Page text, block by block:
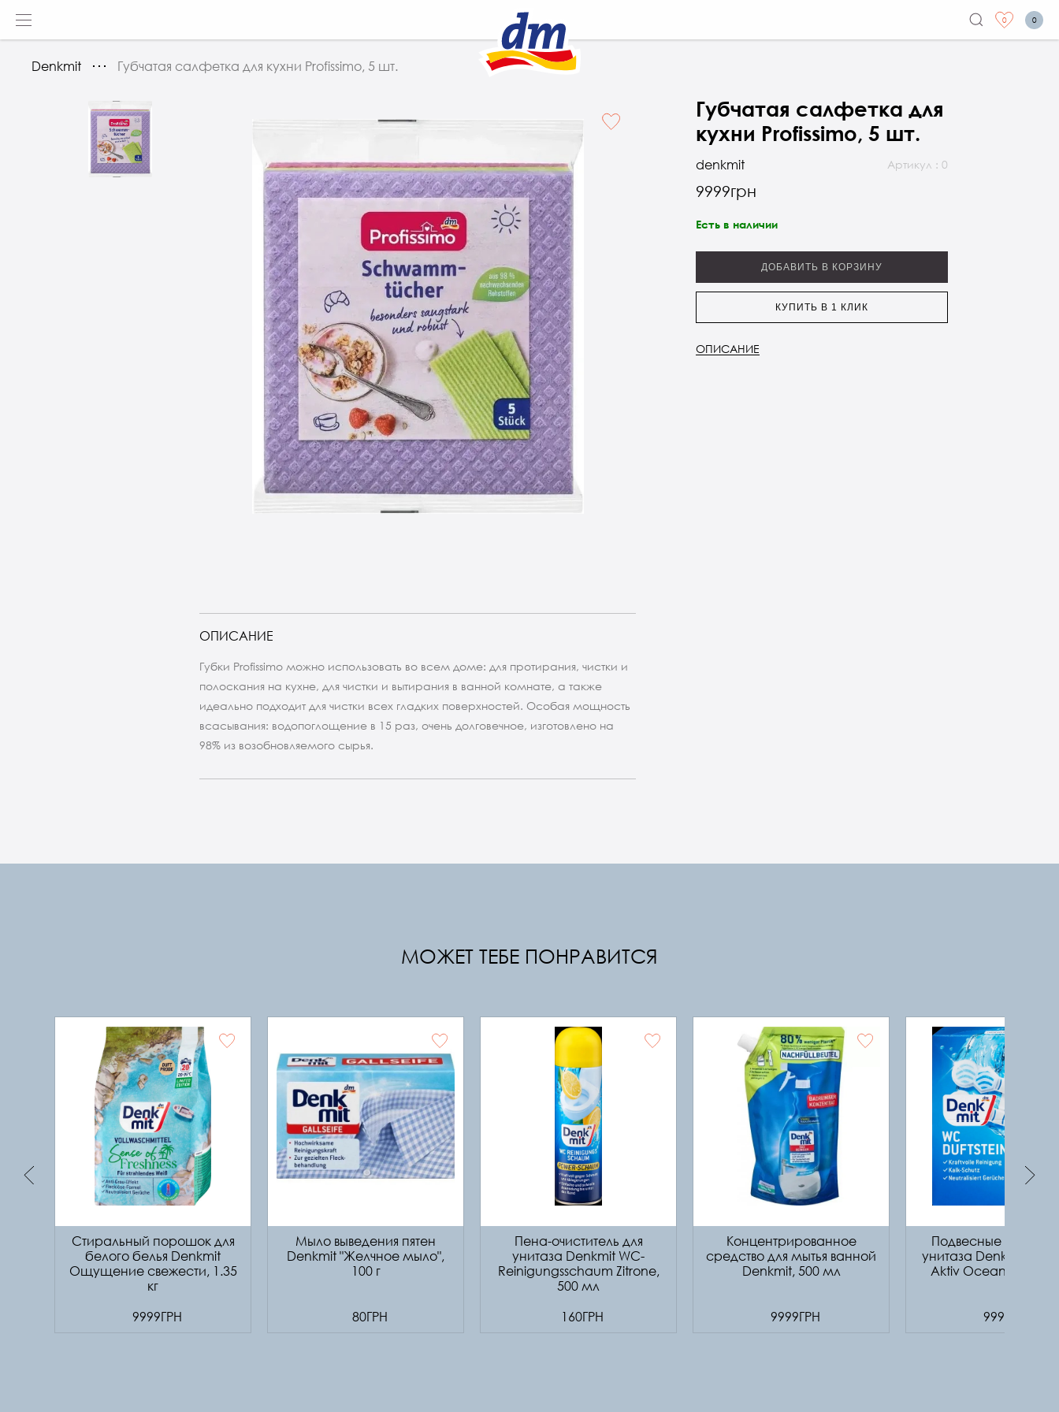
0 0
Denkmit Губчатая салфетка для кухни Profissimo, 5 шт.
Губчатая салфетка для
кухни Profissimo, 5 шт.
denkmit Артикул : 0
9999грн
Есть в наличии
ДОБАВИТЬ В КОРЗИНУ
КУПИТЬ В 1 КЛИК
ОПИСАНИЕ
ОПИСАНИЕ
Губки Profissimo можно использовать во всем доме: для протирания, чистки и
полоскания на кухне, для чистки и вытирания в ванной комнате, а также
идеально подходит для чистки всех гладких поверхностей. Особая мощность
всасывания: водопоглощение в 15 раз, очень долговечное, изготовлено на
98% из возобновляемого сырья.
МОЖЕТ ТЕБЕ ПОНРАВИТСЯ
Стиральный порошок для
белого белья Denkmit
Ощущение свежести, 1.35
кг
9999ГРН
Мыло выведения пятен
Denkmit "Желчное мыло",
100 г
80ГРН
Пена-очиститель для
унитаза Denkmit WC-
Reinigungsschaum Zitrone,
500 мл
160ГРН
Концентрированное
средство для мытья ванной
Denkmit, 500 мл
9999ГРН
Подвесные пилюли
унитаза Denkmit WC
Aktiv Ocean Splash
9999ГРН